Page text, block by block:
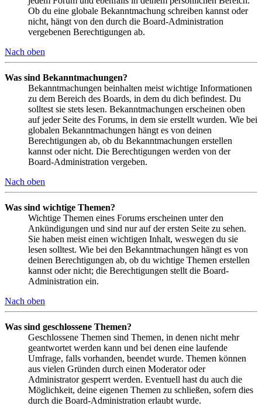
Ob du eine globale Bekanntmachung schreiben kannst oder
nicht, hängt von den durch die Board-Administration
vergebenen Berechtigungen ab.
Nach oben
Was sind Bekanntmachungen?
Bekanntmachungen beinhalten meist wichtige Informationen
zu dem Bereich des Boards, in dem du dich befindest. Du
solltest sie stets lesen. Bekanntmachungen erscheinen oben
auf jeder Seite des Forums, in dem sie erstellt wurden. Wie bei
globalen Bekanntmachungen hängt es von deinen
Berechtigungen ab, ob du Bekanntmachungen erstellen
kannst oder nicht. Die Berechtigungen werden von der
Board-Administration vergeben.
Nach oben
Was sind wichtige Themen?
Wichtige Themen eines Forums erscheinen unter den
Ankündigungen und sind nur auf der ersten Seite zu sehen.
Sie haben meist einen wichtigen Inhalt, weswegen du sie
lesen solltest. Wie bei den Bekanntmachungen hängt es von
deinen Berechtigungen ab, ob du wichtige Themen erstellen
kannst oder nicht; die Berechtigungen stellt die Board-
Administration ein.
Nach oben
Was sind geschlossene Themen?
Geschlossene Themen sind Themen, in denen nicht mehr
geantwortet werden kann und bei denen eine laufende
Umfrage, falls vorhanden, beendet wurde. Themen können
aus vielen Gründen durch einen Moderator oder
Administrator gesperrt werden. Eventuell hast du auch die
Möglichkeit, deine eigenen Themen zu schließen, sofern dies
durch die Board-Administration erlaubt wurde.